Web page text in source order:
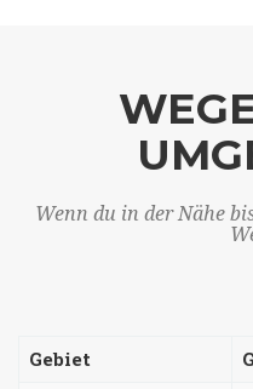
Wenn du in der Nähe
Gebiet